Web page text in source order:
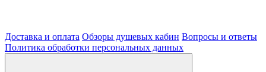
Доставка и оплата Обзоры душевых кабин Вопросы и ответы
Политика обработки персональных данных